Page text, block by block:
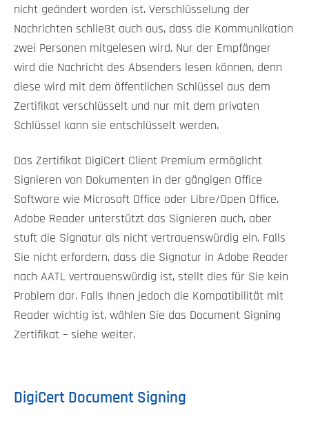
nicht geändert worden ist. Verschlüsselung der
Nachrichten schließt auch aus, dass die Kommunikation
zwei Personen mitgelesen wird. Nur der Empfänger
wird die Nachricht des Absenders lesen können, denn
diese wird mit dem öffentlichen Schlüssel aus dem
Zertifikat verschlüsselt und nur mit dem privaten
Schlüssel kann sie entschlüsselt werden.
Das Zertifikat DigiCert Client Premium ermöglicht
Signieren von Dokumenten in der gängigen Office
Software wie Microsoft Office oder Libre/Open Office.
Adobe Reader unterstützt das Signieren auch, aber
stuft die Signatur als nicht vertrauenswürdig ein. Falls
Sie nicht erfordern, dass die Signatur in Adobe Reader
nach AATL vertrauenswürdig ist, stellt dies für Sie kein
Problem dar. Falls Ihnen jedoch die Kompatibilität mit
Reader wichtig ist, wählen Sie das Document Signing
Zertifikat – siehe weiter.
DigiCert Document Signing